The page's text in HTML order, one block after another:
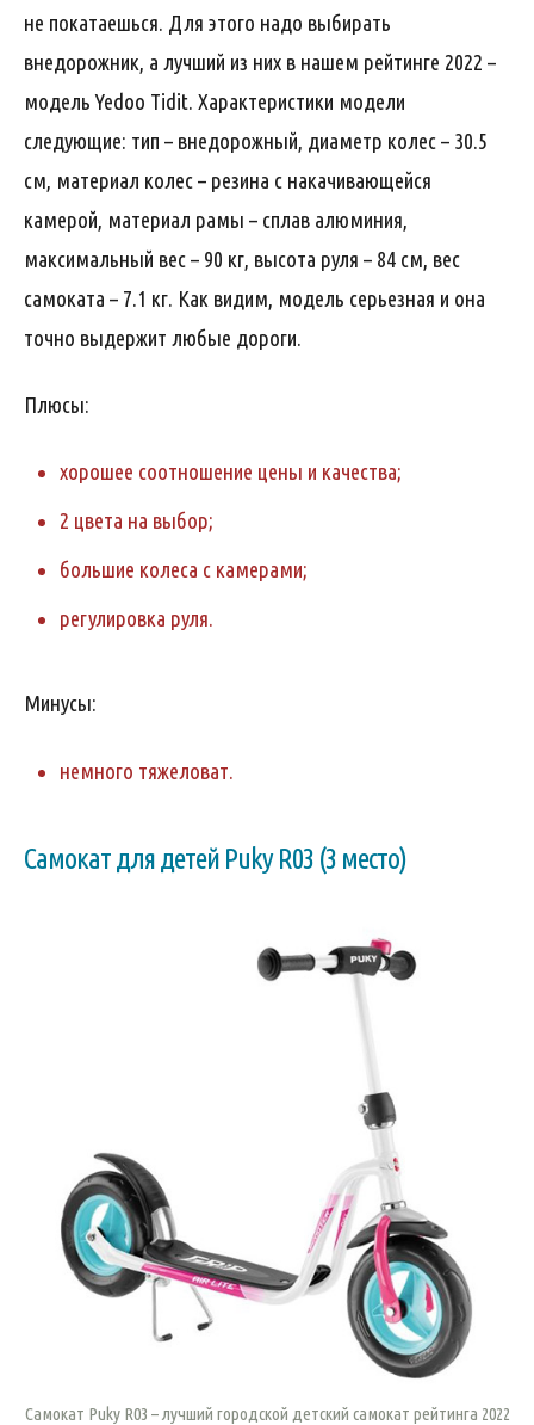
не покатаешься. Для этого надо выбирать
внедорожник, а лучший из них в нашем рейтинге 2022 –
модель Yedoo Tidit. Характеристики модели
следующие: тип – внедорожный, диаметр колес – 30.5
см, материал колес – резина с накачивающейся
камерой, материал рамы – сплав алюминия,
максимальный вес – 90 кг, высота руля – 84 см, вес
самоката – 7.1 кг. Как видим, модель серьезная и она
точно выдержит любые дороги.
Плюсы:
хорошее соотношение цены и качества;
2 цвета на выбор;
большие колеса с камерами;
регулировка руля.
Минусы:
немного тяжеловат.
Самокат для детей Puky R03 (3 место)
Самокат Puky R03 – лучший городской детский самокат рейтинга 2022